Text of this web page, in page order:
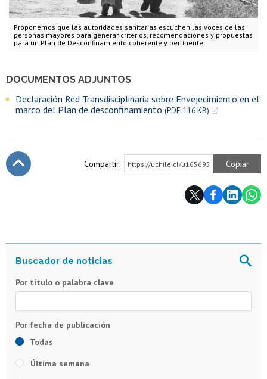
Proponemos que las autoridades sanitarias escuchen las voces de las
personas mayores para generar criterios, recomendaciones y propuestas
para un Plan de Desconfinamiento coherente y pertinente.
DOCUMENTOS ADJUNTOS
Declaración Red Transdisciplinaria sobre Envejecimiento en el
marco del Plan de desconfinamiento (PDF, 116 KB)
Compartir: https://uchile.cl/u165695 Copiar
Por título o palabra clave
Todas
Última semana